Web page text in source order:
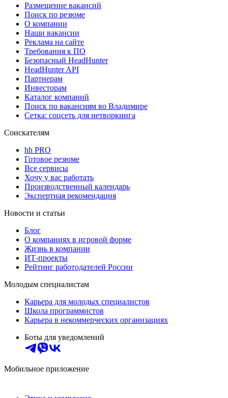
Размещение вакансий
Поиск по резюме
О компании
Наши вакансии
Реклама на сайте
Требования к ПО
Безопасный HeadHunter
HeadHunter API
Партнерам
Инвесторам
Каталог компаний
Поиск по вакансиям во Владимире
Сетка: соцсеть для нетворкинга
Соискателям
hh PRO
Готовое резюме
Все сервисы
Хочу у вас работать
Производственный календарь
Экспертная рекомендация
Новости и статьи
Блог
О компаниях в игровой форме
Жизнь в компании
ИТ-проекты
Рейтинг работодателей России
Молодым специалистам
Карьера для молодых специалистов
Школа программистов
Карьера в некоммерческих организациях
Боты для уведомлений
Мобильное приложение